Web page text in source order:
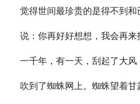
觉得世间最珍贵的是得不到
说：你再好好想想，我会再来
一千年，有一天，刮起了大
吹到了蜘蛛网上。蜘蛛望着